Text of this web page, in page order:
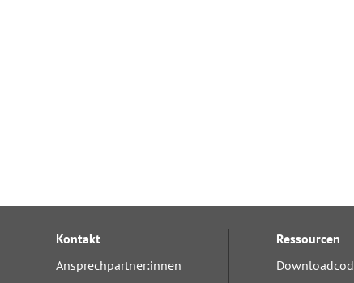
Kontakt
Ansprechpartner:innen
Ressourcen